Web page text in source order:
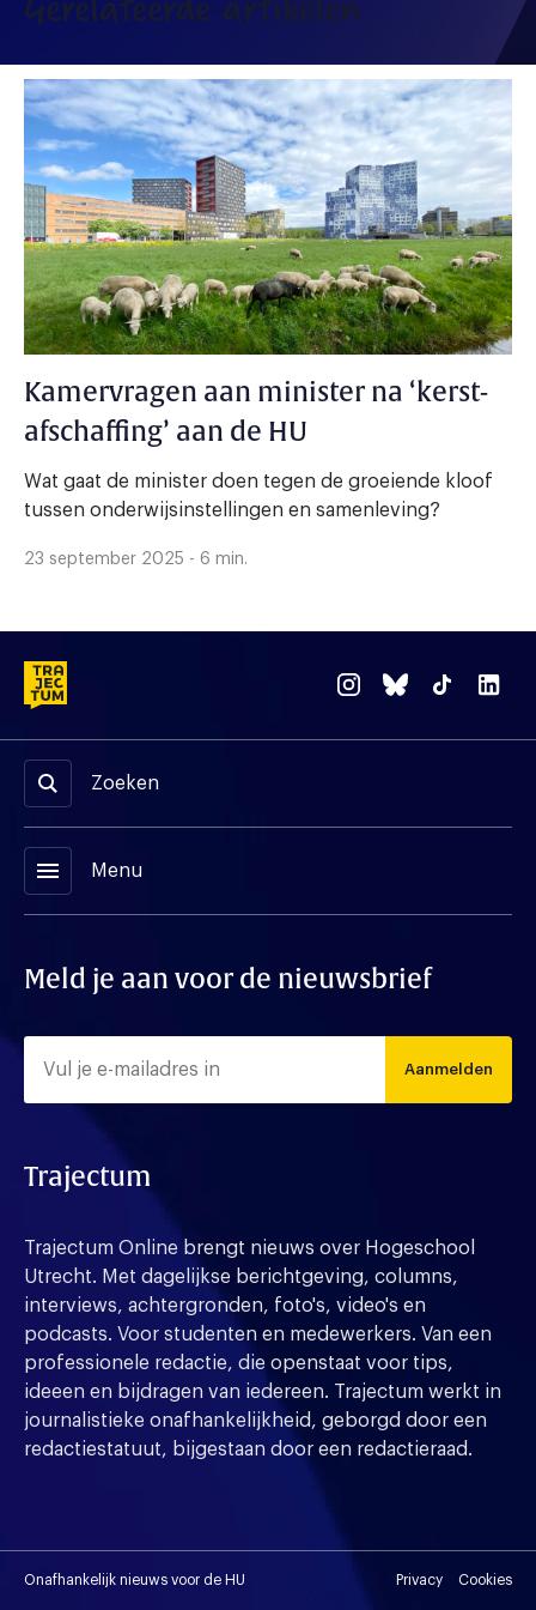
Kamervragen aan minister na ‘kerst-
afschaffing’ aan de HU
Wat gaat de minister doen tegen de groeiende kloof
tussen onderwijsinstellingen en samenleving?
23 september 2025 - 6 min.
Zoeken
menu Menu
Meld je aan voor de nieuwsbrief
Aanmelden
Trajectum
Trajectum Online brengt nieuws over Hogeschool
Utrecht. Met dagelijkse berichtgeving, columns,
interviews, achtergronden, foto's, video's en
podcasts. Voor studenten en medewerkers. Van een
professionele redactie, die openstaat voor tips,
ideeen en bijdragen van iedereen. Trajectum werkt in
journalistieke onafhankelijkheid, geborgd door een
redactiestatuut, bijgestaan door een redactieraad.
Onafhankelijk nieuws voor de HU Privacy Cookies